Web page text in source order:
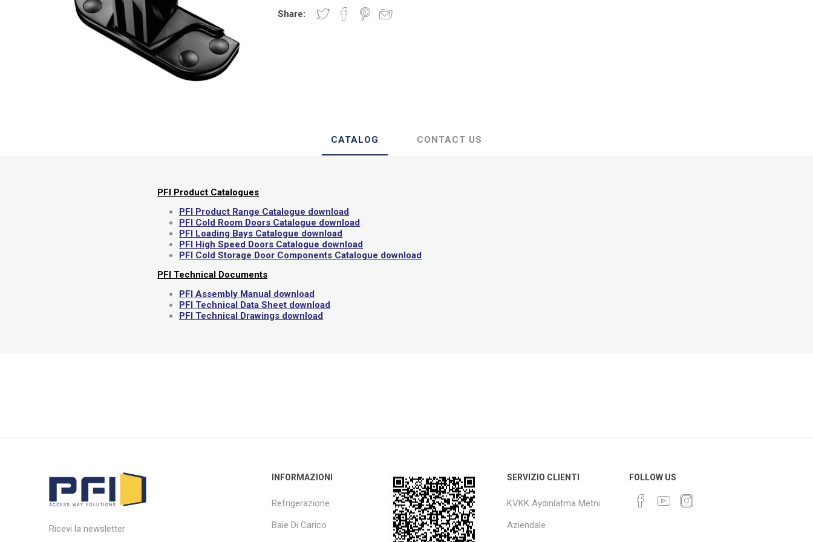
Porte Semi-Isolanti
Share:
CATALOG CONTACT US
PFI Product Catalogues
PFI Product Range Catalogue download
PFI Cold Room Doors Catalogue download
PFI Loading Bays Catalogue download
PFI High Speed Doors Catalogue download
PFI Cold Storage Door Components Catalogue download
PFI Technical Documents
PFI Assembly Manual download
PFI Technical Data Sheet download
PFI Technical Drawings download
Ricevi la newsletter
INFORMAZIONI
Refrigerazione
Baie Di Carico
SERVIZIO CLIENTI
KVKK Aydınlatma Metni
Aziendale
FOLLOW US